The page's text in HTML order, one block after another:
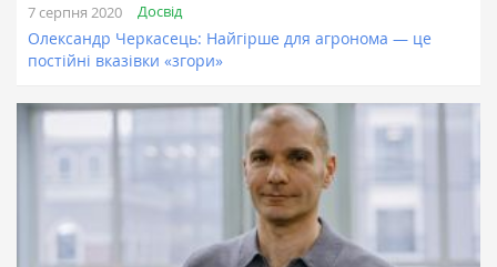
7 серпня 2020 Досвід
Олександр Черкасець: Найгірше для агронома — це
постійні вказівки «згори»